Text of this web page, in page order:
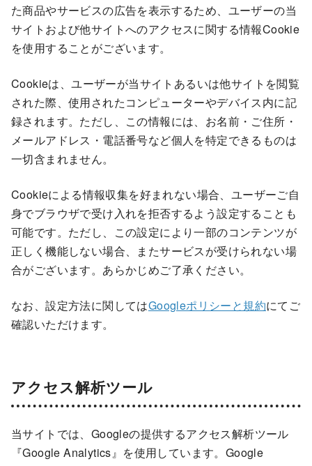
た商品やサービスの広告を表示するため、ユーザーの当
サイトおよび他サイトへのアクセスに関する情報Cookie
を使用することがございます。
Cookieは、ユーザーが当サイトあるいは他サイトを閲覧
された際、使用されたコンピューターやデバイス内に記
録されます。ただし、この情報には、お名前・ご住所・
メールアドレス・電話番号など個人を特定できるものは
一切含まれません。
Cookieによる情報収集を好まれない場合、ユーザーご自
身でブラウザで受け入れを拒否するよう設定することも
可能です。ただし、この設定により一部のコンテンツが
正しく機能しない場合、またサービスが受けられない場
合がございます。あらかじめご了承ください。
なお、設定方法に関してはGoogleポリシーと規約にてご
確認いただけます。
アクセス解析ツール
当サイトでは、Googleの提供するアクセス解析ツール
『Google Analytics』を使用しています。Google